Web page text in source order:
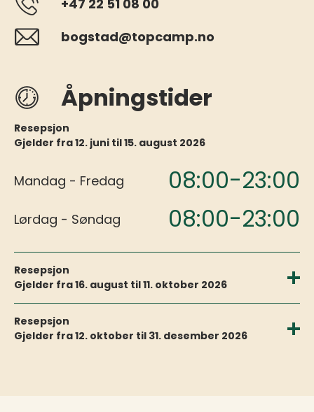
+47 22 51 08 00
bogstad@topcamp.no
Åpningstider
Resepsjon
Gjelder fra 12. juni til 15. august 2026
Mandag - Fredag 08:00-23:00
Lørdag - Søndag 08:00-23:00
Resepsjon
Gjelder fra 16. august til 11. oktober 2026
Mandag - Fredag 09:00-20:00
Resepsjon
Gjelder fra 12. oktober til 31. desember 2026